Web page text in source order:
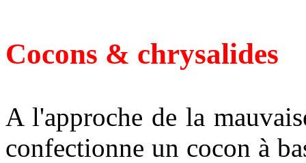
Cocons & chrysalides
A l'approche de la
confectionne un cocon à